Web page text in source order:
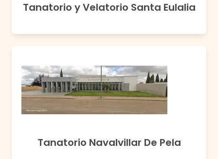
Tanatorio y Velatorio Santa Eulalia
Tanatorio Navalvillar De Pela